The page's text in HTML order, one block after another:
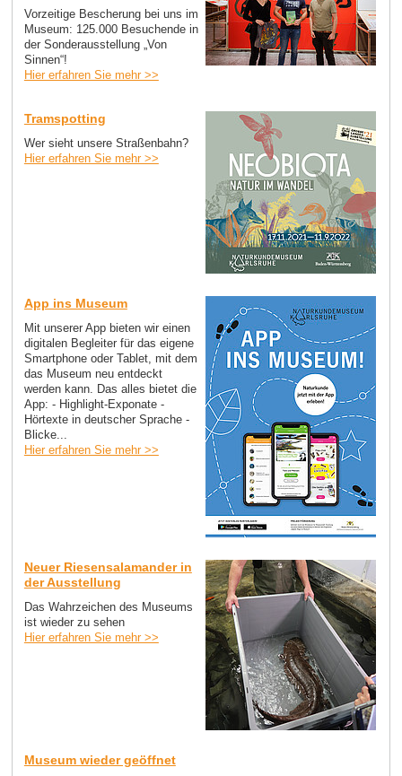
Vorzeitige Bescherung bei uns im
Museum: 125.000 Besuchende in
der Sonderausstellung „Von
Sinnen“!
Hier erfahren Sie mehr >>
Tramspotting
Wer sieht unsere Straßenbahn?
Hier erfahren Sie mehr >>
App ins Museum
Mit unserer App bieten wir einen
digitalen Begleiter für das eigene
Smartphone oder Tablet, mit dem
das Museum neu entdeckt
werden kann. Das alles bietet die
App: - Highlight-Exponate -
Hörtexte in deutscher Sprache -
Blicke...
Hier erfahren Sie mehr >>
Neuer Riesensalamander in
der Ausstellung
Das Wahrzeichen des Museums
ist wieder zu sehen
Hier erfahren Sie mehr >>
Museum wieder geöffnet